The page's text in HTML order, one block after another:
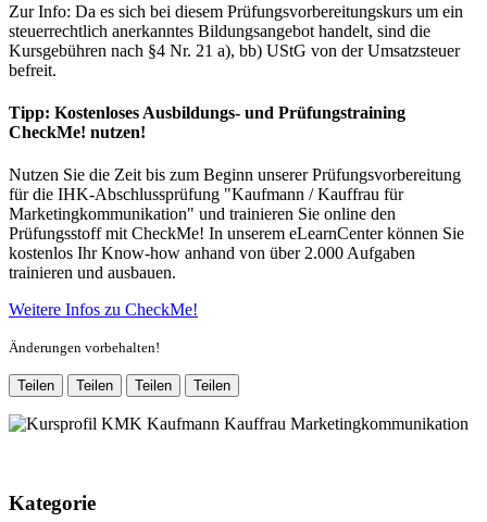
Zur Info: Da es sich bei diesem Prüfungsvorbereitungskurs um ein
steuerrechtlich anerkanntes Bildungsangebot handelt, sind die
Kursgebühren nach §4 Nr. 21 a), bb) UStG von der Umsatzsteuer
befreit.
Tipp: Kostenloses Ausbildungs- und Prüfungstraining
CheckMe! nutzen!
Nutzen Sie die Zeit bis zum Beginn unserer Prüfungsvorbereitung
für die IHK-Abschlussprüfung "Kaufmann / Kauffrau für
Marketingkommunikation" und trainieren Sie online den
Prüfungsstoff mit CheckMe! In unserem eLearnCenter können Sie
kostenlos Ihr Know-how anhand von über 2.000 Aufgaben
trainieren und ausbauen.
Weitere Infos zu CheckMe!
Änderungen vorbehalten!
Teilen Teilen Teilen Teilen
Kategorie